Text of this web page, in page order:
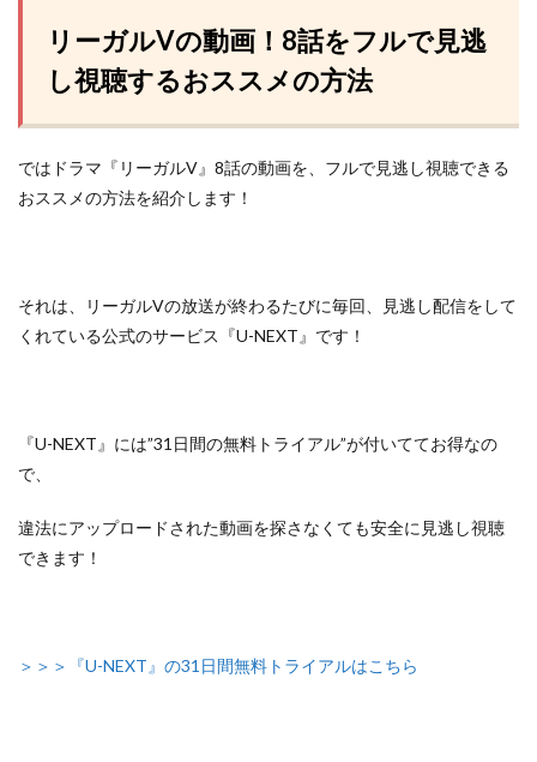
リーガルVの動画！8話をフルで見逃
し視聴するおススメの方法
ではドラマ『リーガルV』8話の動画を、フルで見逃し視聴できる
おススメの方法を紹介します！
それは、リーガルVの放送が終わるたびに毎回、見逃し配信をして
くれている公式のサービス『U-NEXT』 です！
『U-NEXT』には”31日間の無料トライアル”が付いててお得なの
で、
違法にアップロードされた動画を探さなくても安全に見逃し視聴
できます！
＞＞＞『U-NEXT』の31日間無料トライアルはこちら